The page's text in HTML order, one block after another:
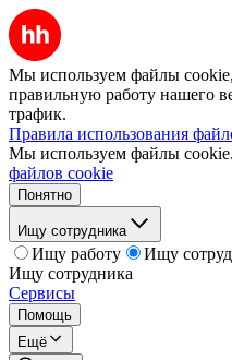
Мы используем файлы
правильную работу нашего
трафик.
Правила использования
Мы используем файлы cookie.
файлов cookie
Понятно
Ищу сотрудника
Ищу работу
Ищу
Ищу сотрудника
Сервисы
Помощь
Ещё